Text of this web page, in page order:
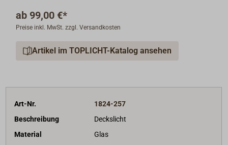
ab 99,00 €*
Preise inkl. MwSt. zzgl. Versandkosten
Artikel im TOPLICHT-Katalog ansehen
Art-Nr.
1824-257
Beschreibung
Deckslicht
Material
Glas